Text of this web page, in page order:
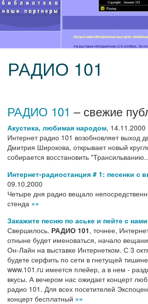
РАДИО 101
РАДИО 101 – свежие
Акустика, любимая народом, 14.11.2000
Интернет радио 101 возобновляет выход
Дмитрия Широкова, открывает новый
собирается восстановить
Интернет-радиостанция # 1: песенки с
09.10.2000
Четыре дня радио вещало
стенда »»
Закажите песню по аське и пейте с
Свершилось. РАДИО 101, точнее,
отныне будет именоваться, начало
Он-Лайн на выставке Интернетком. С 3
будете серфить по сети в гнетущей
www.101.ru имеется плейер, а в нем -
вкусы. А вечером нас ожидает концерт
радио 101. Для всех посетителей
концерт бесплатный »»